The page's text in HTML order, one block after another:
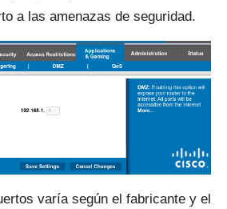
a las amenazas de seguridad.
varía según el fabricante y el